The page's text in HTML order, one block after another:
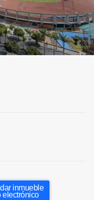
inmueble
electrónico